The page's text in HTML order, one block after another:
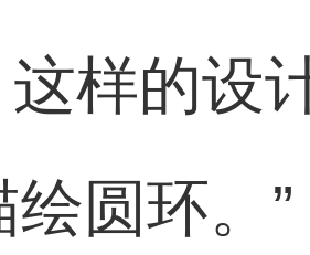
样的设
圆环。”